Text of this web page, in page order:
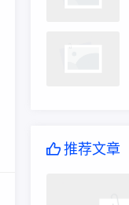
推荐文章